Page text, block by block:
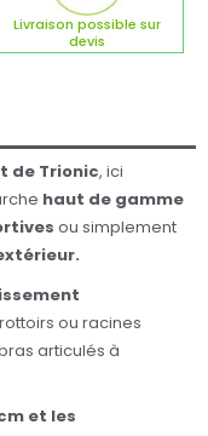
Livraison possible sur
devis
de Trionic, ici
haut de gamme
ou simplement
ou racines
articulés à
et les